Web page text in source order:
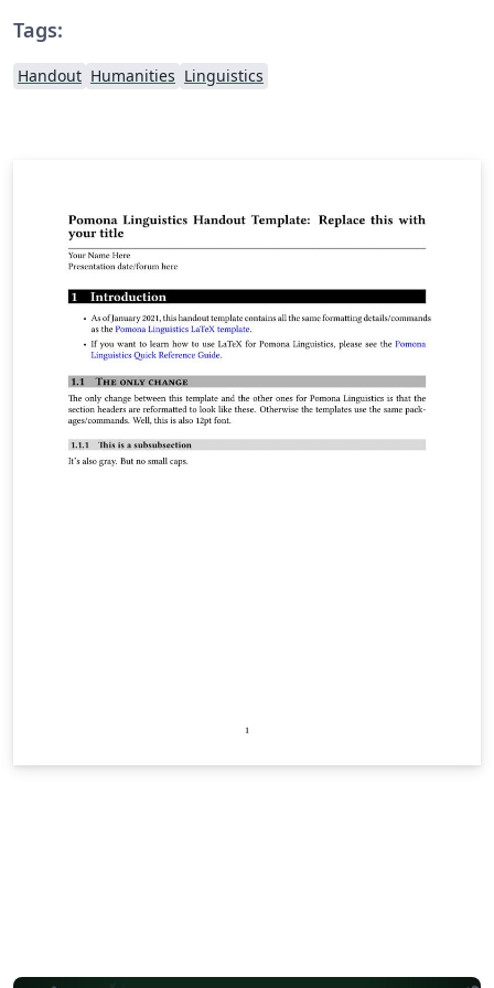
Tags:
Handout Humanities Linguistics